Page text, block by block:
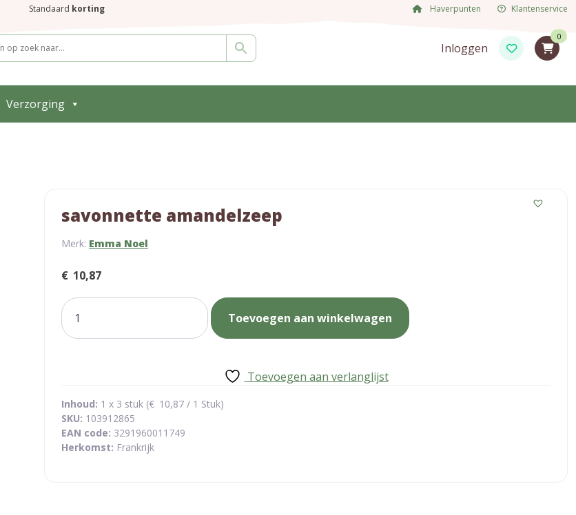
Standaard korting Haverpunten Klantenservice
Inloggen
0
Verzorging
savonnette amandelzeep
Merk: Emma Noel
€ 10,87
savonnette
amandelzeep
aantal
Toevoegen aan winkelwagen
Toevoegen aan verlanglijst
Inhoud: 1 x 3 stuk (€ 10,87 / 1 Stuk)
SKU: 103912865
EAN code: 3291960011749
Herkomst: Frankrijk